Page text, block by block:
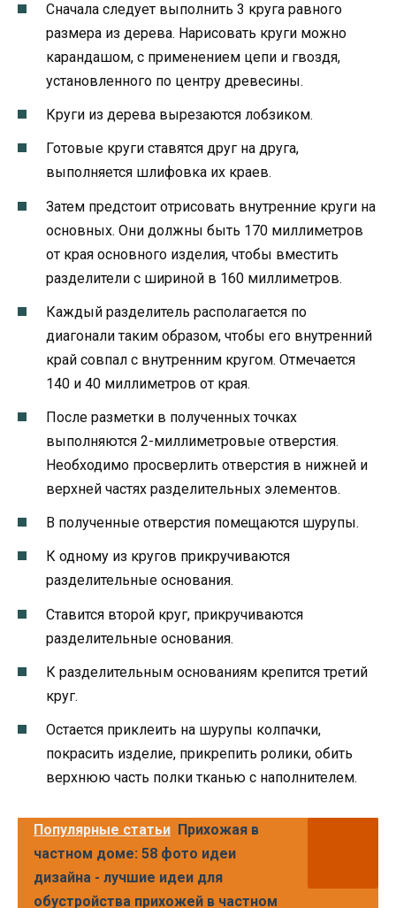
Сначала следует выполнить 3 круга равного
размера из дерева. Нарисовать круги можно
карандашом, с применением цепи и гвоздя,
установленного по центру древесины.
Круги из дерева вырезаются лобзиком.
Готовые круги ставятся друг на друга,
выполняется шлифовка их краев.
Затем предстоит отрисовать внутренние круги на
основных. Они должны быть 170 миллиметров
от края основного изделия, чтобы вместить
разделители с шириной в 160 миллиметров.
Каждый разделитель располагается по
диагонали таким образом, чтобы его внутренний
край совпал с внутренним кругом. Отмечается
140 и 40 миллиметров от края.
После разметки в полученных точках
выполняются 2-миллиметровые отверстия.
Необходимо просверлить отверстия в нижней и
верхней частях разделительных элементов.
В полученные отверстия помещаются шурупы.
К одному из кругов прикручиваются
разделительные основания.
Ставится второй круг, прикручиваются
разделительные основания.
К разделительным основаниям крепится третий
круг.
Остается приклеить на шурупы колпачки,
покрасить изделие, прикрепить ролики, обить
верхнюю часть полки тканью с наполнителем.
Популярные статьи Прихожая в
частном доме: 58 фото идеи
дизайна - лучшие идеи для
обустройства прихожей в частном